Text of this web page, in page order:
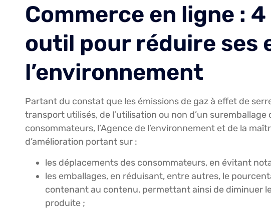
Commerce en ligne :
outil pour réduire ses
l’environnement
Partant du constat que les émissions de gaz à effet de
transport utilisés, de l’utilisation ou non d’un
consommateurs, l’Agence de l’environnement et de la
d’amélioration portant sur :
les déplacements des consommateurs, en évitant
les emballages, en réduisant, entre autres, le
contenant au contenu, permettant ainsi de diminuer
produite ;